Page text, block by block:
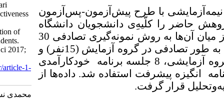
پیش‌آزمون-پس‌آزمون
دانشجویان دانشگاه
علوم پزشکی گیلان تشکیل می‌دادند که از میان آن‌ها به روش نمونه‌گیری تصادفی 30
نفر از دانشجویان در سال تحصیلی 1395 به طور تصادفی در گروه آزمایش (15نفر) و
گروه کنترل (15نفر) جایگزین شدند. به گروه آزمایشی، 8 جلسه برنامه خودکارآمدی
استفاده شد. داده‌ها از
Mohammadi N, Daftari
Ekbatan M. The Effectiveness
of Self-efficacy on
Achievement Motivation of
Medical Sciences Students.
Educ Strategy Med Sci 2017;
10 (1) :36-41
URL:http://edcbmj.ir/article-1-
1131-fa.html
محمدی نسیم، دفتری اکباتان